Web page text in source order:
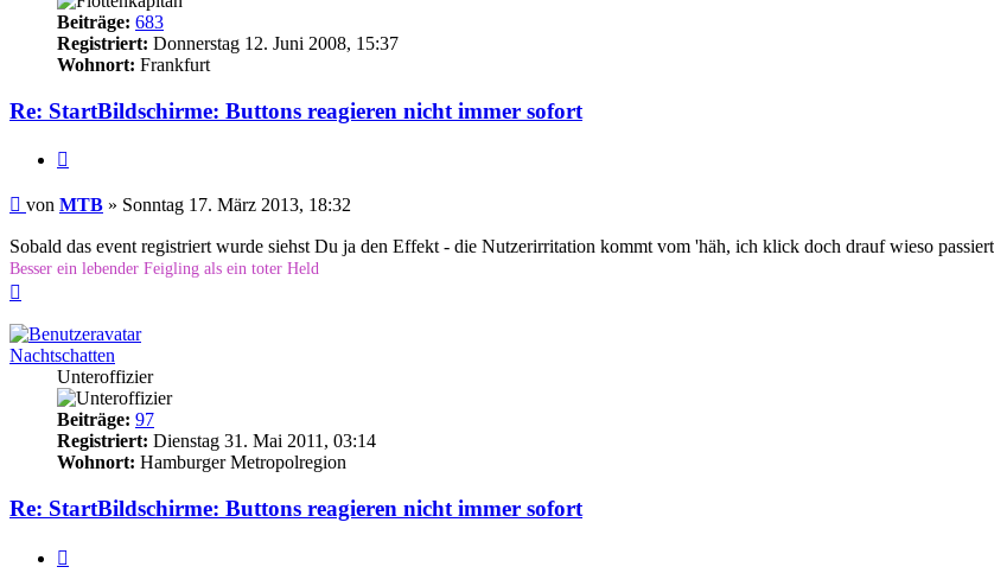
Beiträge: 683
Registriert: Donnerstag 12. Juni 2008, 15:37
Wohnort: Frankfurt
Re: StartBildschirme: Buttons reagieren nicht immer sofort
Beitrag
von MTB » Sonntag 17. März 2013, 18:32
Sobald das event registriert wurde siehst Du ja den Effekt - die Nutzerirritation kommt vom 'häh, ich klick doch drauf wieso
Besser ein lebender Feigling als ein toter Held
Nachtschatten
Unteroffizier
Beiträge: 97
Registriert: Dienstag 31. Mai 2011, 03:14
Wohnort: Hamburger Metropolregion
Re: StartBildschirme: Buttons reagieren nicht immer sofort